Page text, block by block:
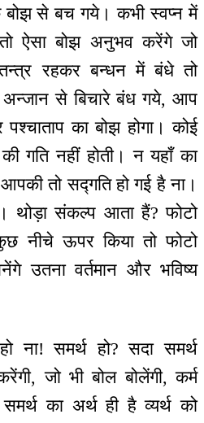
से बच गये। कभी स्वप्न में
ऐसा बोझ अनुभव करेंगे जो
रहकर बन्धन में बंधे तो
अन्जान से बिचारे बंध गये, आप
का बोझ होगा। कोई
गति नहीं होती। न यहाँ का
तो सद्गति हो गई है ना।
थोड़ा संकल्प आता हैं? फोटो
नीचे ऊपर किया तो फोटो
उतना वर्तमान और भविष्य
ना! समर्थ हो? सदा समर्थ
जो भी बोल बोलेंगी, कर्म
का अर्थ ही है व्यर्थ को